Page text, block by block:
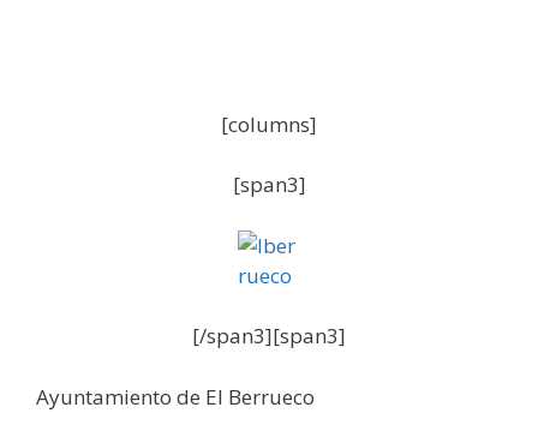
[columns]
[span3]
[/span3][span3]
Ayuntamiento de El Berrueco